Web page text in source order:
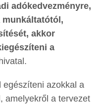
adókedvezményre,
munkáltatótól,
akkor
a
egészíteni azokkal a
amelyekről a tervezet